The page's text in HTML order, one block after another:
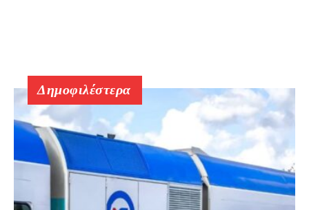
Δημοφιλέστερα